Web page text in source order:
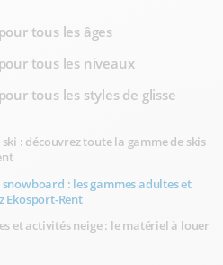
tous les âges
tous les niveaux
tous les styles de glisse
: découvrez toute la gamme de skis
: les gammes adultes et
Ekosport-Rent
et activités neige : le matériel à louer